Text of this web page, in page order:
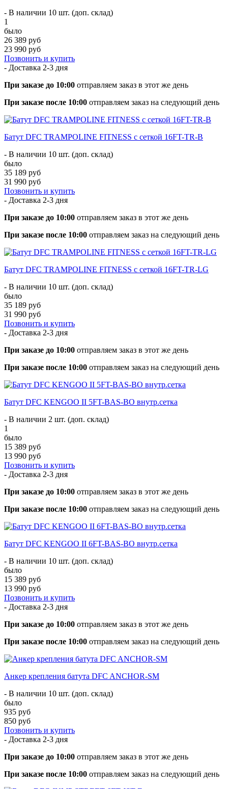
- В наличии 10 шт. (доп. склад)
1
было
26 389 руб
23 990 руб
Позвонить и купить
- Доставка 2-3 дня
При заказе до 10:00 отправляем заказ в этот же день
При заказе после 10:00 отправляем заказ на следующий день
Батут DFC TRAMPOLINE FITNESS с сеткой 16FT-TR-B
- В наличии 10 шт. (доп. склад)
было
35 189 руб
31 990 руб
Позвонить и купить
- Доставка 2-3 дня
При заказе до 10:00 отправляем заказ в этот же день
При заказе после 10:00 отправляем заказ на следующий день
Батут DFC TRAMPOLINE FITNESS с сеткой 16FT-TR-LG
- В наличии 10 шт. (доп. склад)
было
35 189 руб
31 990 руб
Позвонить и купить
- Доставка 2-3 дня
При заказе до 10:00 отправляем заказ в этот же день
При заказе после 10:00 отправляем заказ на следующий день
Батут DFC KENGOO II 5FT-BAS-BO внутр.сетка
- В наличии 2 шт. (доп. склад)
1
было
15 389 руб
13 990 руб
Позвонить и купить
- Доставка 2-3 дня
При заказе до 10:00 отправляем заказ в этот же день
При заказе после 10:00 отправляем заказ на следующий день
Батут DFC KENGOO II 6FT-BAS-BO внутр.сетка
- В наличии 10 шт. (доп. склад)
было
15 389 руб
13 990 руб
Позвонить и купить
- Доставка 2-3 дня
При заказе до 10:00 отправляем заказ в этот же день
При заказе после 10:00 отправляем заказ на следующий день
Анкер крепления батута DFC ANCHOR-SM
- В наличии 10 шт. (доп. склад)
было
935 руб
850 руб
Позвонить и купить
- Доставка 2-3 дня
При заказе до 10:00 отправляем заказ в этот же день
При заказе после 10:00 отправляем заказ на следующий день